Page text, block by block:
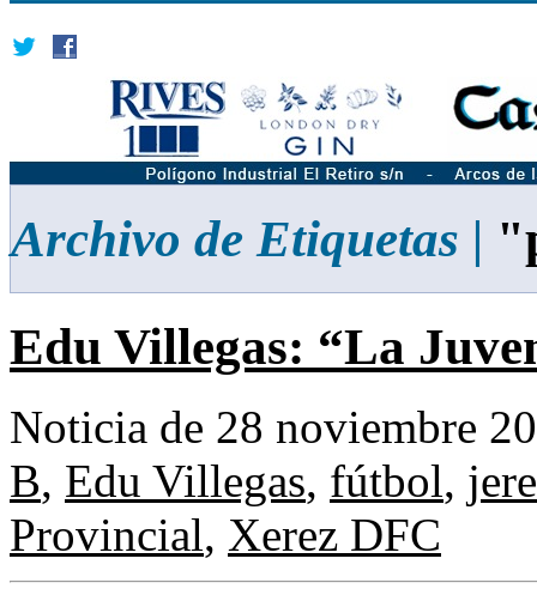
Archivo de Etiquetas |
Edu Villegas: “La
Noticia de 28 noviembre
B, Edu Villegas, fútbol,
Provincial, Xerez DFC